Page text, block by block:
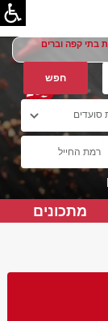
בתי קפה וברים
מתכונים